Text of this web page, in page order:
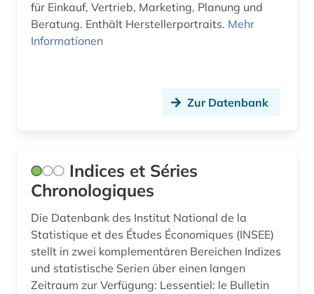
informationssystem (1)
international energy agency (1)
internationale arbeitsorganisation (1)
internet (1)
investition (1)
jagd (1)
für Einkauf, Vertrieb, Marketing, Planung und
Beratung. Enthält Herstellerportraits. Mehr
Informationen
Zur Datenbank
Indices et Séries
Chronologiques
Die Datenbank des Institut National de la
Statistique et des Études Économiques (INSEE)
stellt in zwei komplementären Bereichen Indizes
und statistische Serien über einen langen
Zeitraum zur Verfügung: Lessentiel: le Bulletin